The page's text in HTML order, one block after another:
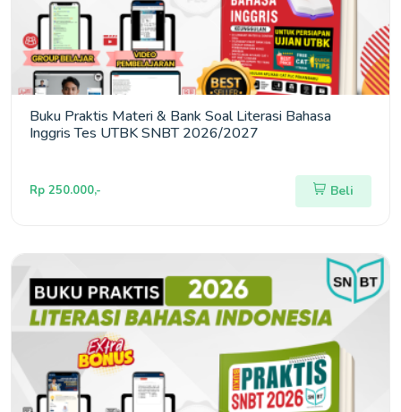
Buku Praktis Materi & Bank Soal Literasi Bahasa
Inggris Tes UTBK SNBT 2026/2027
Rp 250.000,- Beli